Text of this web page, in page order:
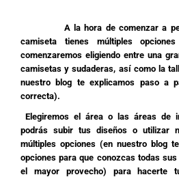
A la hora de comenzar a
camiseta tienes múltiples
comenzaremos eligiendo entre una
camisetas y sudaderas, así como la
nuestro blog te explicamos paso a
correcta).
Elegiremos el área o las áreas de
podrás subir tus diseños o utilizar
múltiples opciones (en nuestro blog
opciones para que conozcas todas
el mayor provecho) para hacerte